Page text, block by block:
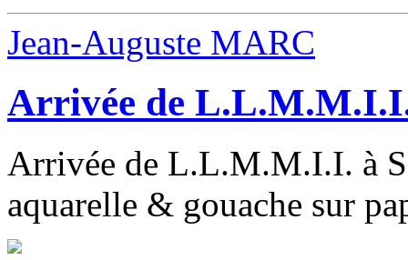
Jean-Auguste MARC
Arrivée de
Arrivée de L.L.M.M.I.I. à
aquarelle & gouache sur